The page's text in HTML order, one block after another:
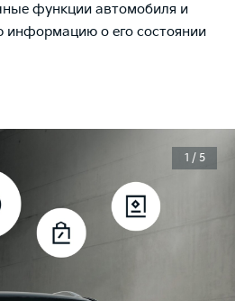
функции автомобиля и
информацию о его состоянии
1 / 5